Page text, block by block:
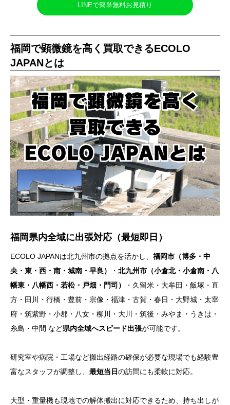
LINEで簡単無料お見積り
福岡で顕微鏡を高く買取できるECOLO
JAPANとは
福岡県内全域に出張対応（最短即日）
ECOLO JAPANは北九州市の拠点を活かし、 福岡市（博多・中
央・東・西・南・城南・早良）
・ 北九州市（小倉北・小倉南・八
幡東・八幡西・若松・戸畑・門司）
・久留米・大牟田・飯塚・直
方・田川・行橋・豊前・宗像・福津・古賀・春日・大野城・太宰
府・筑紫野・小郡・八女・柳川・大川・筑後・みやま・うきは・
糸島・中間 など県内全域へスピード出張が可能です。
研究室や病院・工場など搬出経路の確保が必要な現場でも経験豊
富なスタッフが調整し、 最短当日の訪問にも柔軟に対応。
大型・重量機も現地での解体搬出に対応できるため、持ち出しが